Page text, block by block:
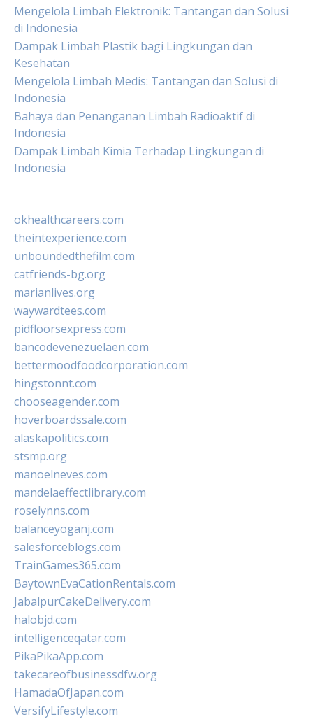
Mengelola Limbah Elektronik: Tantangan dan Solusi
di Indonesia
Dampak Limbah Plastik bagi Lingkungan dan
Kesehatan
Mengelola Limbah Medis: Tantangan dan Solusi di
Indonesia
Bahaya dan Penanganan Limbah Radioaktif di
Indonesia
Dampak Limbah Kimia Terhadap Lingkungan di
Indonesia
okhealthcareers.com
theintexperience.com
unboundedthefilm.com
catfriends-bg.org
marianlives.org
waywardtees.com
pidfloorsexpress.com
bancodevenezuelaen.com
bettermoodfoodcorporation.com
hingstonnt.com
chooseagender.com
hoverboardssale.com
alaskapolitics.com
stsmp.org
manoelneves.com
mandelaeffectlibrary.com
roselynns.com
balanceyoganj.com
salesforceblogs.com
TrainGames365.com
BaytownEvaCationRentals.com
JabalpurCakeDelivery.com
halobjd.com
intelligenceqatar.com
PikaPikaApp.com
takecareofbusinessdfw.org
HamadaOfJapan.com
VersifyLifestyle.com